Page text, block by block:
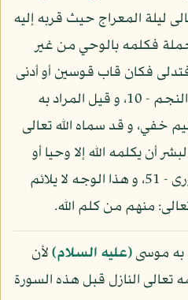
ليلة المعراج حيث قربه إليه
فكلمه بالوحي من غير
فكان قاب قوسين أو أدنى
فأوحى إلى عبده ما أوحى:» النجم - 10، و قيل المراد به
خفي، و قد سماه الله تعالى
أن يكلمه الله إلا وحيا أو
من وراء حجاب:» الآية الشورى - 51، و هذا الوجه لا يلائم
منهم من كلم الله.
به موسى(عليه السلام)لأن
تعالى النازل قبل هذه السورة